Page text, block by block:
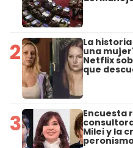
2 La
una
Netflix
que
3 Encuesta
Milei y la